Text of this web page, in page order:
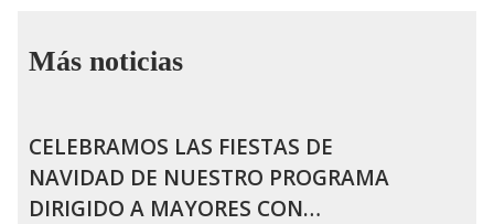
Más noticias
CELEBRAMOS LAS FIESTAS DE
NAVIDAD DE NUESTRO PROGRAMA
DIRIGIDO A MAYORES CON